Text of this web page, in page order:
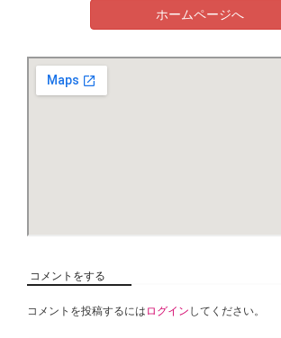
ホームページへ
コメントをする
コメントを投稿するには ログイン してください。